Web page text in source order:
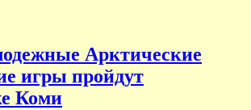
Арктические
игры пройдут
Коми